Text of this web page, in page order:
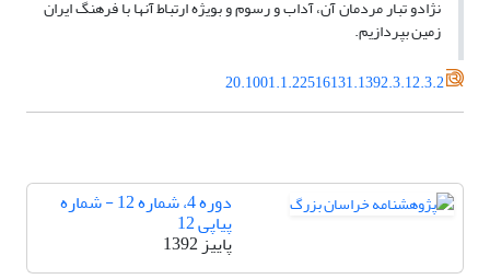
نژادو تبار مردمان آن، آداب و رسوم و بویژه ارتباط آنها با فرهنگ ایران
زمین بپردازیم.
20.1001.1.22516131.1392.3.12.3.2
دوره 4، شماره 12 - شماره
پیاپی 12
پاییز 1392